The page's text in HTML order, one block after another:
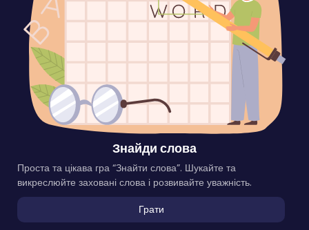
Знайди слова
Проста та цікава гра “Знайти слова”. Шукайте та
викреслюйте заховані слова і розвивайте уважність.
Грати